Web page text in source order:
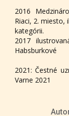
2016
Riaci, 2. miesto,
kategórii.
2017
Habsburkové
2021: Čestné
Varne 2021